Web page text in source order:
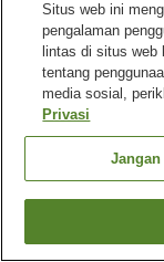
Fasilitas properti
Tempat parkir
Restoran
Jepang
Mitsui Garden Hotel
Situs web ini
pengalaman
lintas di situs web
tentang
media sosial,
Privasi